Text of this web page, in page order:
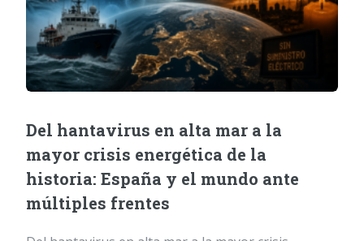
Del hantavirus en alta mar a la
mayor crisis energética de la
historia: España y el mundo ante
múltiples frentes